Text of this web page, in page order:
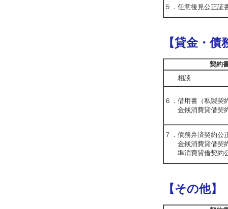
５．任意後見公正証
【貸金・
契約
相談
６．借用書（私製契
金銭消費貸借契
７．債務弁済契約公
金銭消費貸借契
準消費貸借契約
【その他】